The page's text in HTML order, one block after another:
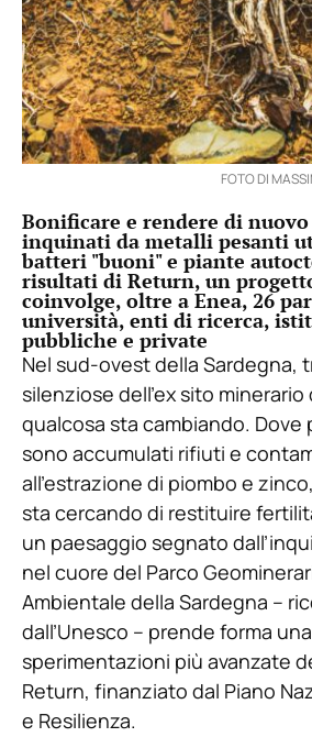
FOTO DI
Bonificare e rendere di
inquinati da metalli pesanti
batteri "buoni" e piante
risultati di Return, un
coinvolge, oltre a Enea, 26
università, enti di ricerca,
pubbliche e private
Nel sud-ovest della Sardegna,
silenziose dell’ex sito
qualcosa sta cambiando. Dove
sono accumulati rifiuti e
all’estrazione di piombo e
sta cercando di restituire
un paesaggio segnato
nel cuore del Parco
Ambientale della Sardegna –
dall’Unesco – prende forma
sperimentazioni più avanzate
Return, finanziato dal Piano
e Resilienza.